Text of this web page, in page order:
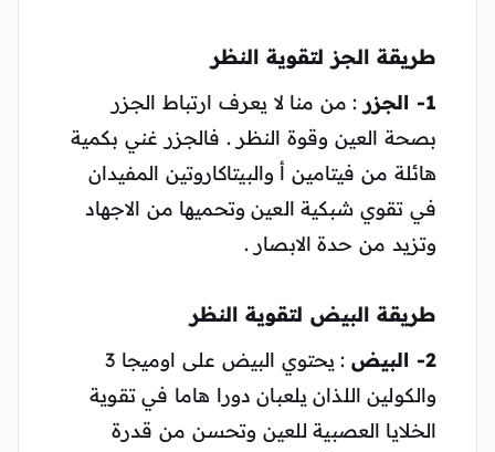
طريقة الجز لتقوية النظر
1- الجزر
: من منا لا يعرف ارتباط الجزر
بصحة العين وقوة النظر . فالجزر غني بكمية
هائلة من فيتامين أ والبيتاكاروتين المفيدان
في تقوي شبكية العين وتحميها من الاجهاد
وتزيد من حدة الابصار .
طريقة البيض لتقوية النظر
2- البيض
: يحتوي البيض على اوميجا 3
والكولين اللذان يلعبان دورا هاما في تقوية
الخلايا العصبية للعين وتحسن من قدرة